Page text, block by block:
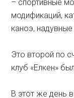
– спортивные
модификаций,
каноэ,
Это второй по
клуб «Елкен»
В этот же день